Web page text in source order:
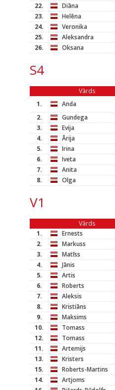
22.
Diāna
23.
Helēna
24.
Veronika
25.
Aleksandra
26.
Oksana
S4
Vārds
1.
Anda
2.
Gundega
3.
Evija
4.
Ārija
5.
Irina
6.
Iveta
7.
Anita
8.
Olga
V1
Vārds
1.
Ernests
2.
Markuss
3.
Matīss
4.
Jānis
5.
Artis
6.
Roberts
7.
Aleksis
8.
Kristiāns
9.
Maksims
10.
Tomass
12.
Tomass
11.
Artemijs
13.
Kristers
15.
Roberts-Martins
14.
Artjoms